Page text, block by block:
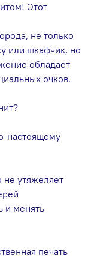
Этот
не только
или шкафчик, но
обладает
очков.
настоящему
не утяжеляет
и менять
печать